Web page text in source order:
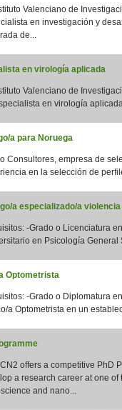
Valenciano de
en investigación y
de...
en virología aplicada
Valenciano de
en virología
a para Noruega
Consultores, empresa de
en la selección de
a especializado/a
-Grado o Licenciatura
en Psicología General
Optometrista
-Grado o Diplomatura
a Optometrista en un
offers a competitive PhD
a research career at one
and nano...